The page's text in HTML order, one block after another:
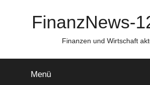
FinanzNews-
Finanzen und Wirtschaft
Menü